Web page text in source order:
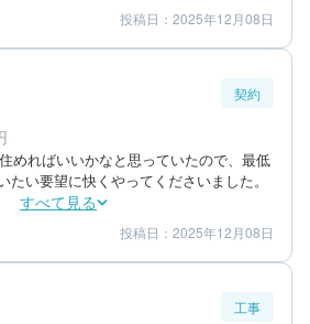
仕上がり 5
4
投稿日：2025年12月08日
契約
めればいいかなと思っていたので、最低
たい要望に快くやってくださいました。
すべて見る
金額感 5
5
投稿日：2025年12月08日
工事